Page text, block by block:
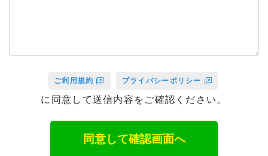
ご利用規約 プライバシーポリシー
に同意して送信内容をご確認ください。
同意して確認画面へ